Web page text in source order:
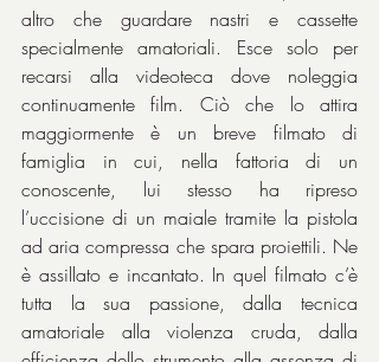
altro che guardare nastri e cassette
specialmente amatoriali. Esce solo per
recarsi alla videoteca dove noleggia
continuamente film. Ciò che lo attira
maggiormente è un breve filmato di
famiglia in cui, nella fattoria di un
conoscente, lui stesso ha ripreso
l’uccisione di un maiale tramite la pistola
ad aria compressa che spara proiettili. Ne
è assillato e incantato. In quel filmato c’è
tutta la sua passione, dalla tecnica
amatoriale alla violenza cruda, dalla